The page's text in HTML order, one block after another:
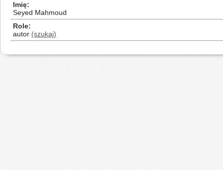
Imię
Seyed Mahmoud
Role
autor (szukaj)